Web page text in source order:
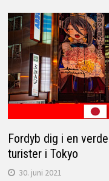
Fordyb dig i en
turister i Tokyo
30. juni 2021